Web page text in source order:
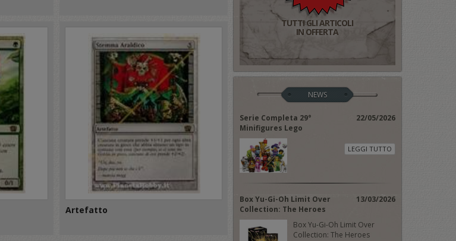
Artefatto
TUTTI GLI ARTICOLI
IN OFFERTA
NEWS
Serie Completa 29°
Minifigures Lego
22/05/2026
LEGGI TUTTO
Box Yu-Gi-Oh Limit Over
Collection: The Heroes
13/03/2026
Box Yu-Gi-Oh Limit Over
Collection: The Heroes